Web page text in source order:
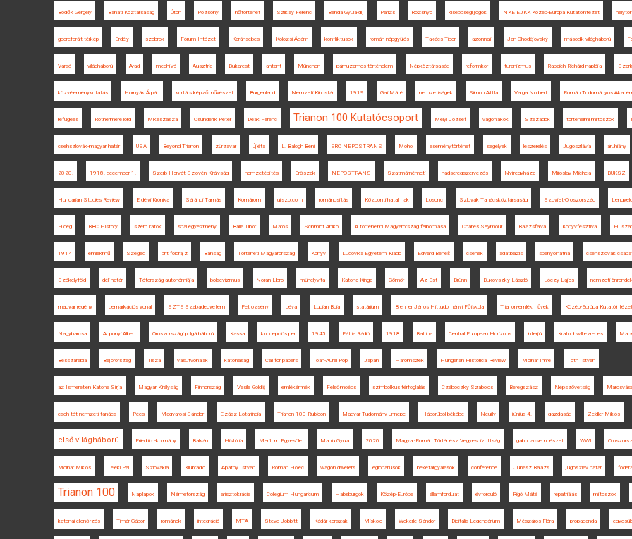
Bödők Gergely Bánáti Köztársaság Úton Pozsony nőtörténet Sziklay Ferenc Benda Gyula-díj Párizs Rozsnyó kisebbségi jogok NKE EJKK Közép-Európa Kutatóintézet
georeferált térkép Erdély szobrok Fórum Intézet Karánsebes Kolozsi Ádám konfliktusok román népgyűlés Takács Tibor azonnali Jan Chodějovský második világháború
Varsó világháború Arad meghívó Ausztria Bukarest antant München párhuzamos történelem Népköztársaság reformkor turanizmus Rapaich Richárd naplója
közvéleménykutatás Hornyák Árpád kortárs képzőművészet Burgenland Nemzeti Kincstár 1919 Gali Máté nemzetiségek Simon Attila Varga Norbert Román Tudományos
refugees Rothermere lord Mikeszásza Csunderlik Péter Deák Ferenc Trianon 100 Kutatócsoport Mélyi József vagonlakók Századok történelmi mítoszok
csehszlovák-magyar határ USA Beyond Trianon zűrzavar Újléta L. Balogh Béni ERC NEPOSTRANS Mohol eseménytörténet segélyek leszerelés Jugoszlávia áruhiány
2020. 1918. december 1. Szerb-Horvát-Szlovén Királyság nemzetépítés Erőszak NEPOSTRANS Szatmárnémeti hadseregszervezés Nyíregyháza Miroslav Michela BUKSZ
Hungarian Studies Review Erdélyi Krónika Sárándi Tamás Komárom ujszo.com románosítás Központi hatalmak Losonc Szlovák Tanácsköztársaság Szovjet-Oroszország
Hideg BBC History szerb iratok spai egyezmény Balla Tibor Maros Schmidt Anikó A történelmi Magyarország felbomlása Charles Seymour Balázsfalva Könyvfesztivál
1914 emlékmű Szeged brit földrajz Bánság Történeti Magyarország Könyv Ludovika Egyetemi Kiadó Edvard Beneš csehek adatbázis spanyolnátha csehszlovák
Székelyföld déli határ Tótország autonómiája bolsevizmus Noran Libro műhelyvita Katona Kinga Gömör Az Est Brünn Bukovszky László Lóczy Lajos nemzeti
magyar regény demarkációs vonal SZTE Szabadegyetem Petrozsény Léva Lucian Boia statárium Brenner János Hittudományi Főiskola Trianon-emlékművek Közép-Európa Kutatóintézet
Nagybarcsa Apponyi Albert Oroszországi polgárháború Kassa koncepciós per 1945 Pátria Rádió 1918 Batrina Central European Horizons interjú Kratochwill ezredes
Besszarábia Bajorország Tisza vasútvonalak katonaság Call for papers Ioan-Aurel Pop Japán Háromszék Hungarian Historical Review Molnár Imre Tóth István
az Ismeretlen Katona Sírja Magyar Királyság Finnország Vasile Goldiș emlékérmék Felsőmoécs szimbolikus térfoglalás Czáboczky Szabolcs Beregszász Népszövetség
cseh-tót nemzeti tanács Pécs Magyarosi Sándor Elzász-Lotaringia Trianon 100 Rubicon Magyar Tudomány Ünnepe Háborúból békébe Neuilly június 4. gazdaság Zeidler Miklós
első világháború Friedrich-kormány Balkán História Meritum Egyesület Maniu Gyula 2020 Magyar-Román Történész Vegyesbizottság gabonacsempészet WWI
Molnár Miklós Teleki Pál Szlovákia Klubrádió Apáthy István Roman Holec wagon dwellers legionáriusok béketárgyalások conference Juhász Balázs jugoszláv határ
Trianon 100 Napilapok Németország arisztokrácia Collegium Hungaricum Habsburgok Közép-Európa államfordulat évforduló Rigó Máté repatriálás mítoszok
katonai ellenőrzés Timár Gábor románok integráció MTA Steve Jobbitt Kádár-korszak Miskolc Wekerle Sándor Digitális Legendárium Mészáros Flóra propaganda